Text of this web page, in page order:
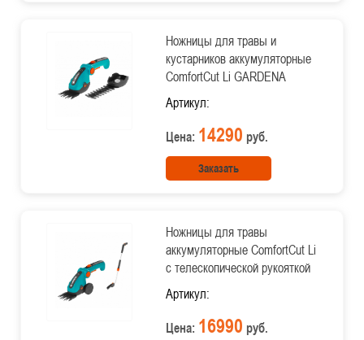
Ножницы для травы и
кустарников аккумуляторные
ComfortCut Li GARDENA
Артикул:
Цена: 14290 руб.
Заказать
Ножницы для травы
аккумуляторные ComfortCut Li
с телескопической рукояткой
Артикул:
Цена: 16990 руб.